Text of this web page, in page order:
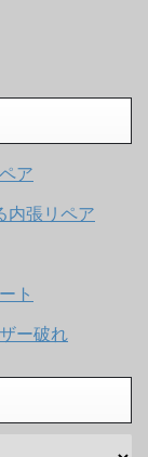
ア
内張リペア
ト
ー破れ